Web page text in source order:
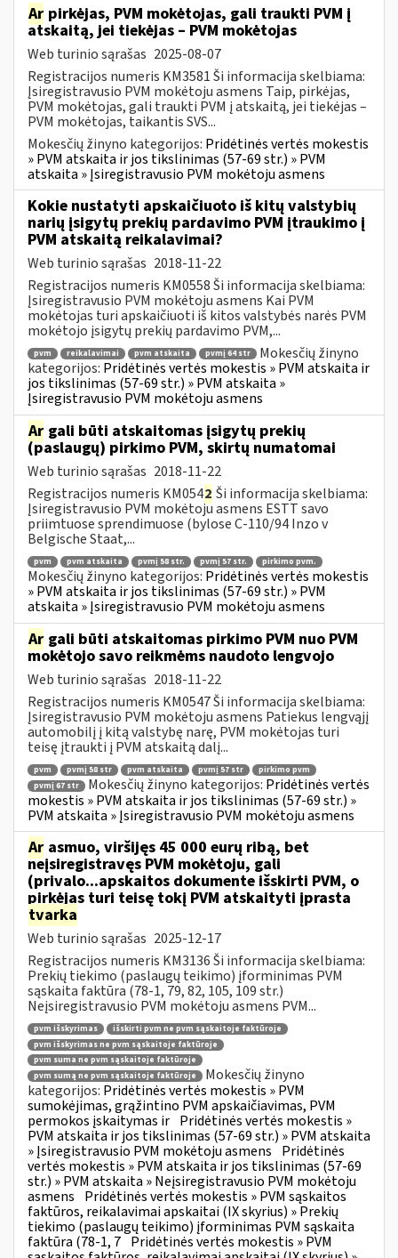
Ar pirkėjas, PVM mokėtojas, gali traukti PVM į
atskaitą, jei tiekėjas – PVM mokėtojas
Web turinio sąrašas 2025-08-07
Registracijos numeris KM3581 Ši informacija skelbiama:
Įsiregistravusio PVM mokėtoju asmens Taip, pirkėjas,
PVM mokėtojas, gali traukti PVM į atskaitą, jei tiekėjas –
PVM mokėtojas, taikantis SVS...
Mokesčių žinyno kategorijos: Pridėtinės vertės mokestis
» PVM atskaita ir jos tikslinimas (57-69 str.) » PVM
atskaita » Įsiregistravusio PVM mokėtoju asmens
Kokie nustatyti apskaičiuoto iš kitų valstybių
narių įsigytų prekių pardavimo PVM įtraukimo į
PVM atskaitą reikalavimai?
Web turinio sąrašas 2018-11-22
Registracijos numeris KM0558 Ši informacija skelbiama:
Įsiregistravusio PVM mokėtoju asmens Kai PVM
mokėtojas turi apskaičiuoti iš kitos valstybės narės PVM
mokėtojo įsigytų prekių pardavimo PVM,...
pvm reikalavimai pvm atskaita pvmį 64 str
Mokesčių žinyno
kategorijos: Pridėtinės vertės mokestis » PVM atskaita ir
jos tikslinimas (57-69 str.) » PVM atskaita »
Įsiregistravusio PVM mokėtoju asmens
Ar gali būti atskaitomas įsigytų prekių
(paslaugų) pirkimo PVM, skirtų numatomai
Web turinio sąrašas 2018-11-22
Registracijos numeris KM0542 Ši informacija skelbiama:
Įsiregistravusio PVM mokėtoju asmens ESTT savo
priimtuose sprendimuose (bylose C-110/94 Inzo v
Belgische Staat,...
pvm pvm atskaita pvmį 58 str. pvmį 57 str. pirkimo pvm.
Mokesčių žinyno kategorijos: Pridėtinės vertės mokestis
» PVM atskaita ir jos tikslinimas (57-69 str.) » PVM
atskaita » Įsiregistravusio PVM mokėtoju asmens
Ar gali būti atskaitomas pirkimo PVM nuo PVM
mokėtojo savo reikmėms naudoto lengvojo
Web turinio sąrašas 2018-11-22
Registracijos numeris KM0547 Ši informacija skelbiama:
Įsiregistravusio PVM mokėtoju asmens Patiekus lengvąjį
automobilį į kitą valstybę narę, PVM mokėtojas turi
teisę įtraukti į PVM atskaitą dalį...
pvm pvmį 58 str pvm atskaita pvmį 57 str
pirkimo pvm
pvmį 67 str
Mokesčių žinyno kategorijos: Pridėtinės vertės
mokestis » PVM atskaita ir jos tikslinimas (57-69 str.) »
PVM atskaita » Įsiregistravusio PVM mokėtoju asmens
Ar asmuo, viršijęs 45 000 eurų ribą, bet
neįsiregistravęs PVM mokėtoju, gali
(privalo...apskaitos dokumente išskirti PVM, o
pirkėjas turi teisę tokį PVM atskaityti įprasta
tvarka
Web turinio sąrašas 2025-12-17
Registracijos numeris KM3136 Ši informacija skelbiama:
Prekių tiekimo (paslaugų teikimo) įforminimas PVM
sąskaita faktūra (78-1, 79, 82, 105, 109 str.)
Neįsiregistravusio PVM mokėtoju asmens PVM...
pvm išskyrimas
išskirti pvm ne pvm sąskaitoje faktūroje
pvm išskyrimas ne pvm sąskaitoje faktūroje
pvm suma ne pvm sąskaitoje faktūroje
pvm sumą ne pvm sąskaitoje faktūroje
Mokesčių žinyno
kategorijos: Pridėtinės vertės mokestis » PVM
sumokėjimas, grąžintino PVM apskaičiavimas, PVM
permokos įskaitymas ir Pridėtinės vertės mokestis »
PVM atskaita ir jos tikslinimas (57-69 str.) » PVM atskaita
» Įsiregistravusio PVM mokėtoju asmens Pridėtinės
vertės mokestis » PVM atskaita ir jos tikslinimas (57-69
str.) » PVM atskaita » Neįsiregistravusio PVM mokėtoju
asmens Pridėtinės vertės mokestis » PVM sąskaitos
faktūros, reikalavimai apskaitai (IX skyrius) » Prekių
tiekimo (paslaugų teikimo) įforminimas PVM sąskaita
faktūra (78-1, 7 Pridėtinės vertės mokestis » PVM